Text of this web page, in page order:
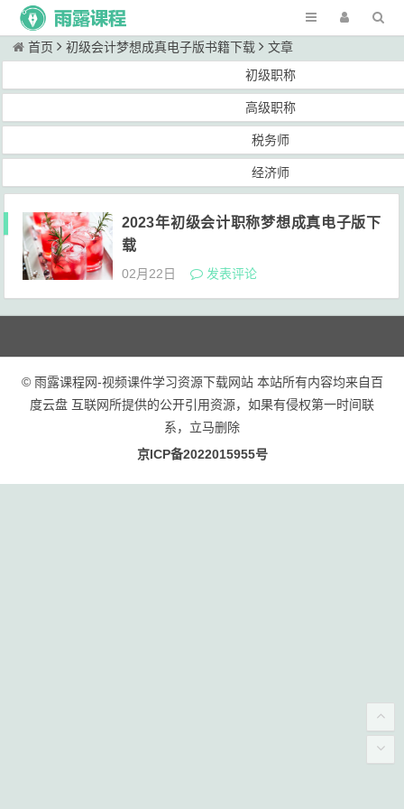
首页 初级会计梦想成真电子版书籍下载
文章
初级职称
高级职称
税务师
经济师
2023年初级会计职称梦想成真电子版下
载
02月22日 发表评论
© 雨露课程网-视频课件学习资源下载网站 本站所有内容均来自百
度云盘 互联网所提供的公开引用资源，如果有侵权第一时间联
系，立马删除
京ICP备2022015955号